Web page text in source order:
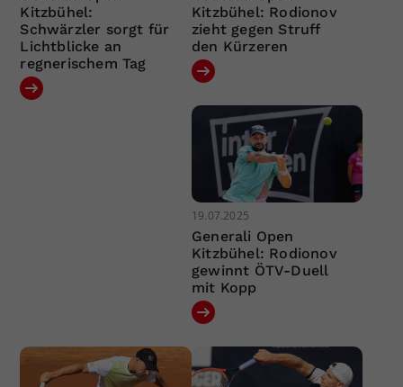
Kitzbühel:
Schwärzler sorgt für
Lichtblicke an
regnerischem Tag
Kitzbühel: Rodionov
zieht gegen Struff
den Kürzeren
19.07.2025
Generali Open
Kitzbühel: Rodionov
gewinnt ÖTV-Duell
mit Kopp